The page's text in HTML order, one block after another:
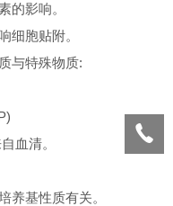
的影响。
细胞贴附。
与特殊物质:
血清。
养基性质有关。